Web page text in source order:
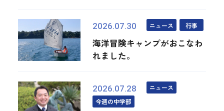
2026.07.30 ニュース 行事
海洋冒険キャンプがおこなわ
れました。
2026.07.28
ニュース
今週の中学部